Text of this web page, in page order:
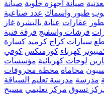
صيانة اجهزة خلوية صيانة
طيور واسماك عدد صناعية
عقارات عناية بالبشرة غاز
فرشات واسفنج فرقة فنية
سيارات كراج كرميد كسارة
كهرباء كوزمتكس كوفي
لوحات كهربائية مؤسسات
محاماة محطة محروقات
مدرسة مدرسة تعليم السياقة
تسوق مركز تعليمي مسبح